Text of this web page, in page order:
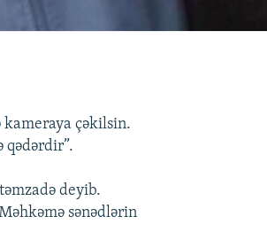
çəkilsin.
qədərdir”.
deyib.
sənədlərin